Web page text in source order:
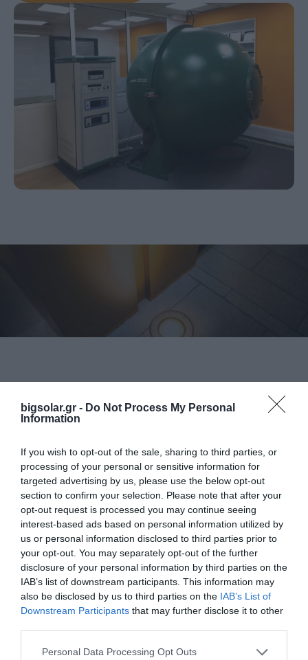
bigsolar.gr - Do Not Process My Personal
Information
If you wish to opt-out of the sale, sharing to third parties, or
processing of your personal or sensitive information for
targeted advertising by us, please use the below opt-out
section to confirm your selection. Please note that after your
opt-out request is processed you may continue seeing
interest-based ads based on personal information utilized by
us or personal information disclosed to third parties prior to
your opt-out. You may separately opt-out of the further
disclosure of your personal information by third parties on the
IAB’s list of downstream participants. This information may
also be disclosed by us to third parties on the IAB’s List of
Downstream Participants that may further disclose it to other
Personal Data Processing Opt Outs
Εκδήλωση Ενδιαφέροντος
Προϊόν ενδιαφέροντος
BIGLED ROUND PANEL
Όνομα* Εταιρεία*